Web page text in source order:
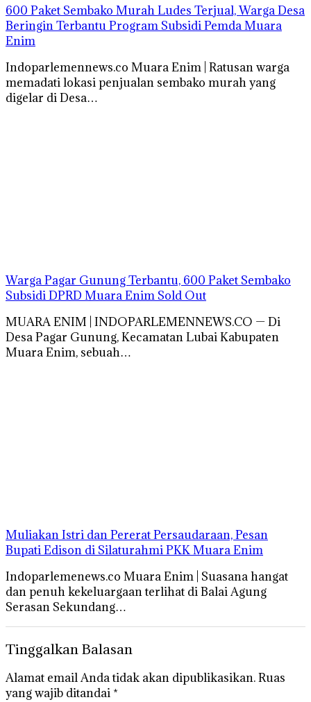
600 Paket Sembako Murah Ludes Terjual, Warga Desa
Beringin Terbantu Program Subsidi Pemda Muara
Enim
Indoparlemennews.co Muara Enim | Ratusan warga
memadati lokasi penjualan sembako murah yang
digelar di Desa…
Warga Pagar Gunung Terbantu, 600 Paket Sembako
Subsidi DPRD Muara Enim Sold Out
MUARA ENIM | INDOPARLEMENNEWS.CO — Di
Desa Pagar Gunung, Kecamatan Lubai Kabupaten
Muara Enim, sebuah…
Muliakan Istri dan Pererat Persaudaraan, Pesan
Bupati Edison di Silaturahmi PKK Muara Enim
Indoparlemenews.co Muara Enim | Suasana hangat
dan penuh kekeluargaan terlihat di Balai Agung
Serasan Sekundang…
Tinggalkan Balasan
Alamat email Anda tidak akan dipublikasikan.Ruas
yang wajib ditandai *